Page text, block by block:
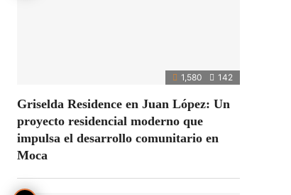
1,580 142
Griselda Residence en Juan López: Un
proyecto residencial moderno que
impulsa el desarrollo comunitario en
Moca